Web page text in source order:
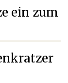
ein zum